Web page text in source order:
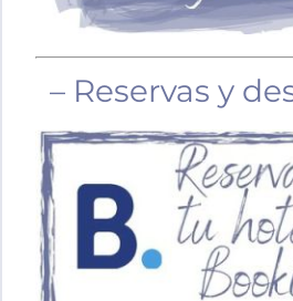
– Reservas y